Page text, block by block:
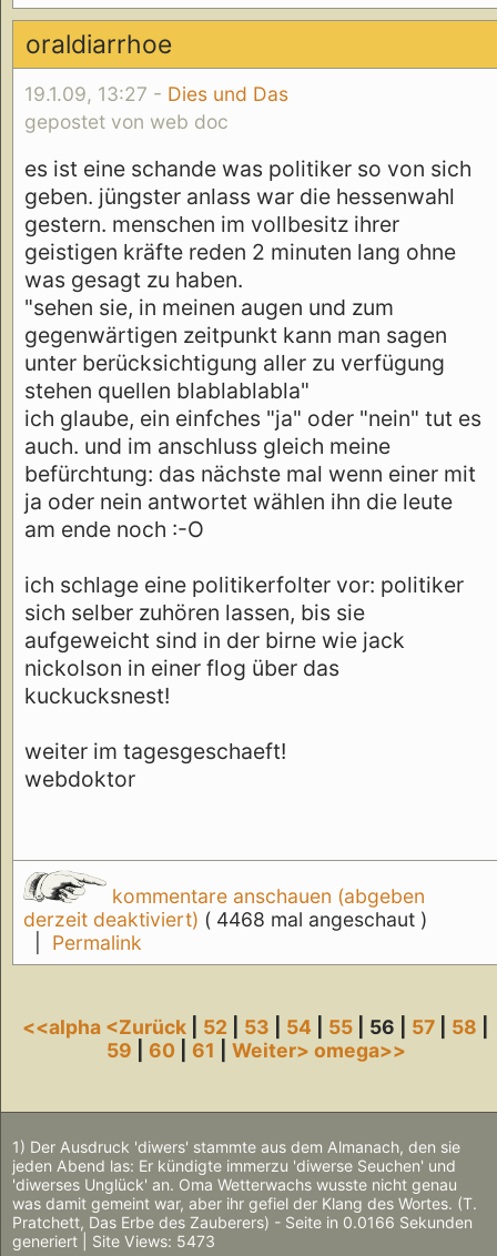
oraldiarrhoe
19.1.09, 13:27 - Dies und Das
gepostet von web doc
es ist eine schande was politiker so von sich
geben. jüngster anlass war die hessenwahl
gestern. menschen im vollbesitz ihrer
geistigen kräfte reden 2 minuten lang ohne
was gesagt zu haben.
"sehen sie, in meinen augen und zum
gegenwärtigen zeitpunkt kann man sagen
unter berücksichtigung aller zu verfügung
stehen quellen blablablabla"
ich glaube, ein einfches "ja" oder "nein" tut es
auch. und im anschluss gleich meine
befürchtung: das nächste mal wenn einer mit
ja oder nein antwortet wählen ihn die leute
am ende noch :-O
ich schlage eine politikerfolter vor: politiker
sich selber zuhören lassen, bis sie
aufgeweicht sind in der birne wie jack
nickolson in einer flog über das
kuckucksnest!
weiter im tagesgeschaeft!
webdoktor
kommentare anschauen (abgeben
derzeit deaktiviert) ( 4468 mal angeschaut )
Permalink
<<alpha <Zurück 52 53 54 55 | 56 | 57 58
59
60| 61 Weiter> omega>>
1) Der Ausdruck 'diwers' stammte aus dem Almanach, den sie
jeden Abend las: Er kündigte immerzu 'diwerse Seuchen' und
'diwerses Unglück' an. Oma Wetterwachs wusste nicht genau
was damit gemeint war, aber ihr gefiel der Klang des Wortes. (T.
Pratchett, Das Erbe des Zauberers) - Seite in 0.0166 Sekunden
generiert | Site Views: 5473